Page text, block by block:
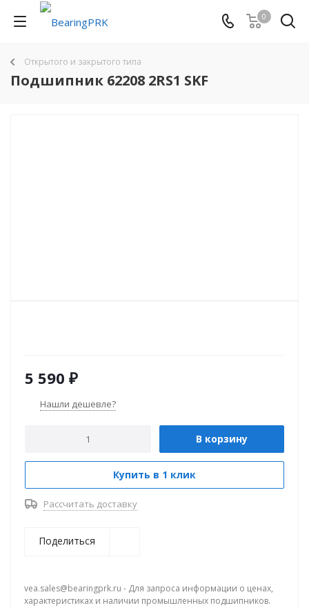
0
Открытого и закрытого типа
Подшипник 62208 2RS1 SKF
5 590 ₽
Нашли дешевле?
В корзину
Купить в 1 клик
Рассчитать доставку
Поделиться
vea.sales@bearingprk.ru - Для запроса информации о ценах,
характеристиках и наличии промышленных подшипников.